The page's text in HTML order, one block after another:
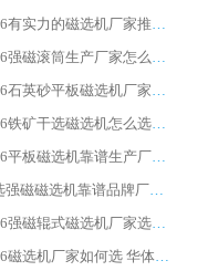
2026有实力的磁选机厂家推荐_华体会手机网页版-华体会(中国) _行业标杆与优质厂商盘点
2026强磁滚筒生产厂家怎么选?行业口碑推荐华体会手机网页版-华体会(中国)
2026石英砂平板磁选机厂家推荐 华体会手机网页版-华体会(中国) 技术实力备受行业认可
2026铁矿干选磁选机怎么选?源头厂家华体会手机网页版-华体会(中国) ，用实力说话
2026平板磁选机靠谱生产厂家怎么选?行业标杆华体会手机网页版-华体会(中国) ，凭硬实力脱颖而出
水选强磁磁选机靠谱品牌厂家推荐：华体会手机网页版-华体会(中国) ，技术实力与口碑双在线
2026强磁辊式磁选机厂家选购技巧_认准华体会手机网页版-华体会(中国) 生产厂家
2026磁选机厂家如何选 华体会手机网页版-华体会(中国) 生产厂家14年行业经验支招